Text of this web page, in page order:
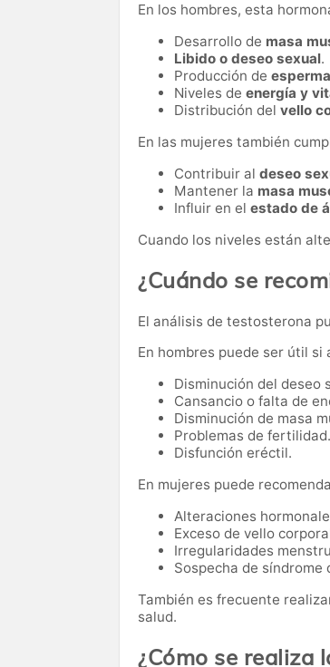
En los hombres, esta
Desarrollo de masa
Libido o deseo sexual.
Producción de
Niveles de energía y
Distribución del vello
En las mujeres también
Contribuir al deseo
Mantener la masa
Influir en el estado de
Cuando los niveles están
¿Cuándo se
El análisis de testosterona
En hombres puede ser útil si
Disminución del deseo
Cansancio o falta de
Disminución de masa
Problemas de fertilidad.
Disfunción eréctil.
En mujeres puede
Alteraciones
Exceso de vello
Irregularidades
Sospecha de
También es frecuente
salud.
¿Cómo se realiza